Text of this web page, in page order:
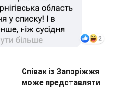
Співак із Запоріжжя
може представляти